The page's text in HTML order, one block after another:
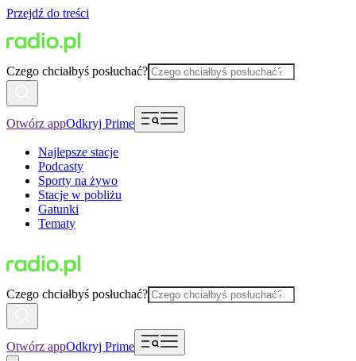
Przejdź do treści
Czego chciałbyś posłuchać?
Otwórz appOdkryj Prime
Najlepsze stacje
Podcasty
Sporty na żywo
Stacje w pobliżu
Gatunki
Tematy
Czego chciałbyś posłuchać?
Otwórz appOdkryj Prime